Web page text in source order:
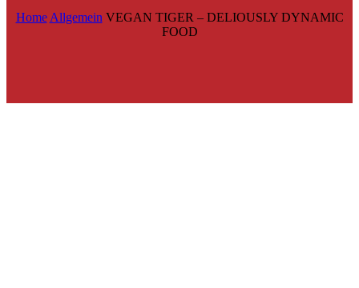
Home Allgemein VEGAN TIGER – DELIOUSLY DYNAMIC
FOOD